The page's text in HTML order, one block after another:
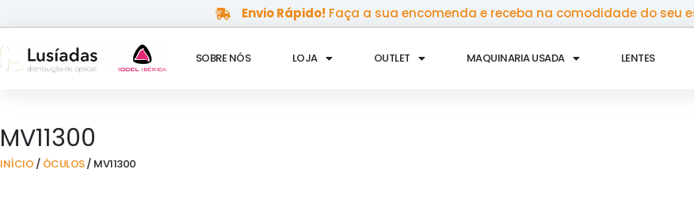
to
content
Envio Rápido! Faça a sua encomenda e receba na comodidade do seu
SOBRE NÓS LOJA OUTLET MAQUINARIA USADA LENTES
MV11300
INÍCIO / ÓCULOS/ MV11300